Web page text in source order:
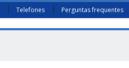
Telefones Perguntas frequentes